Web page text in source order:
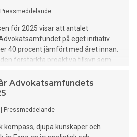
Pressmeddelande
för 2025 visar att antalet
på eget initiativ
40 procent jämfört med året innan.
förstärkta proaktiva tillsyn som
under 2024 inom ramen för
börjat ge resultat.
Advokatsamfundets
Pressmeddelande
kompass, djupa kunskaper och